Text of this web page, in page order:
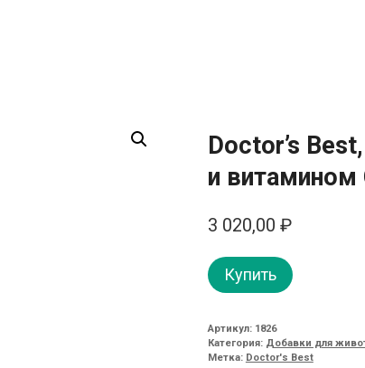
Doctor’s
и витамином
3 020,00 ₽
Купить
Артикул: 1826
Категория: Добавки для
Метка: Doctor's Best